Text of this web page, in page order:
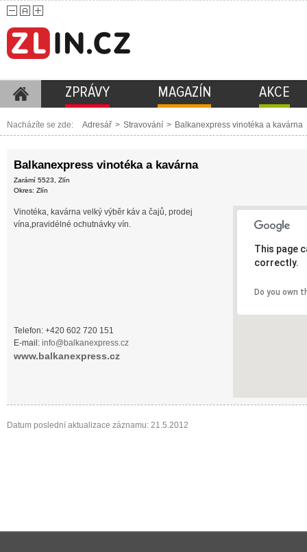
ZPRÁVY MAGAZÍN AKCE
Nacházíte se zde: Adresář > Stravování > Balkanexpress vinotéka a kavárna
Balkanexpress vinotéka a kavárna
Zarámí 5523, Zlín
Okres: Zlín
Vinotéka, kavárna velký výběr káv a čajů, prodej
vína,pravidélné ochutnávky vín.
Telefon: +420 602 720 151
E-mail: info@balkanexpress.cz
www.balkanexpress.cz
This page
correctly.
Do you own
Datum poslední aktualizace záznamu: 21.5.2012